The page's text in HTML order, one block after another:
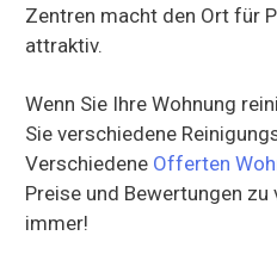
Zentren macht den Ort für
attraktiv.
Wenn Sie Ihre Wohnung
Sie verschiedene
Verschiedene Offerten
Preise und Bewertungen
immer!